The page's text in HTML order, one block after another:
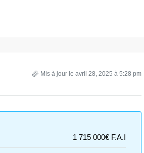
Mis à jour le avril 28, 2025 à 5:28 pm
1 715 000€ F.A.I